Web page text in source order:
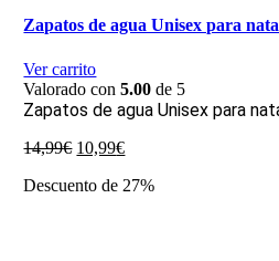
Zapatos de agua Unisex para
Ver carrito
Valorado con5.00 de 5
Zapatos de agua Unisex para
14,99€ El
original
10,99€El
actual
Descuento de 27%